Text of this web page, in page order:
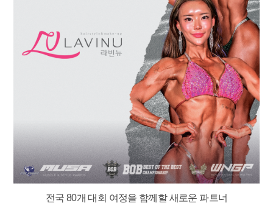
전국 80개 대회 여정을 함께할 새로운 파트너